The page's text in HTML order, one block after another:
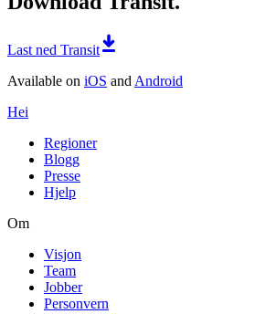
Last ned Transit
Available on iOS and Android
Hei
Regioner
Blogg
Presse
Hjelp
Om
Visjon
Team
Jobber
Personvern